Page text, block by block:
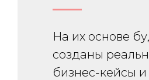
На их основе
созданы
бизнес-кейсы и